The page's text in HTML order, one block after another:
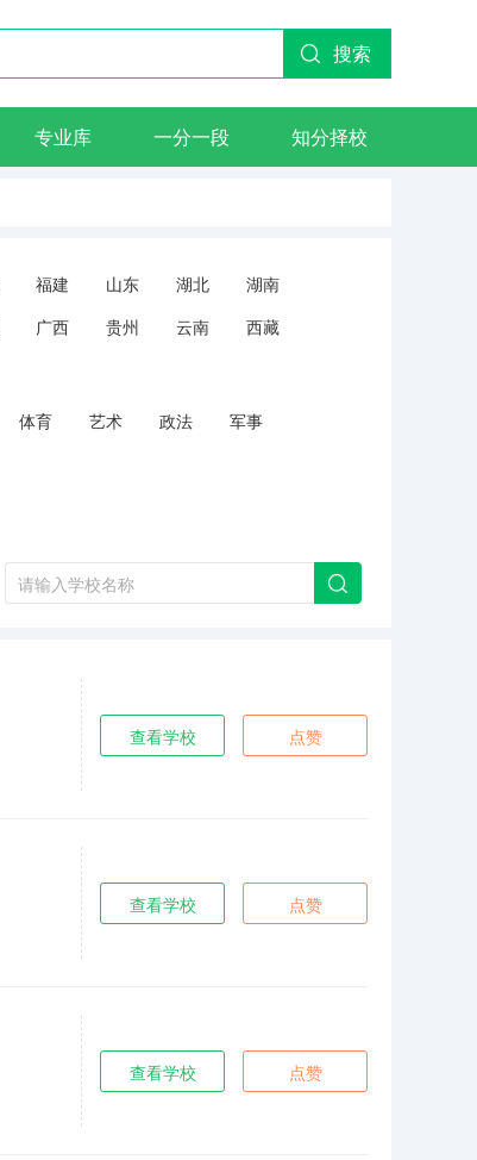
搜索
专业库 一分一段 知分择校
福建 山东 湖北
湖南
广西 贵州 云南
西藏
体育 艺术 政法 军事
查看学校 点赞
查看学校 点赞
查看学校 点赞